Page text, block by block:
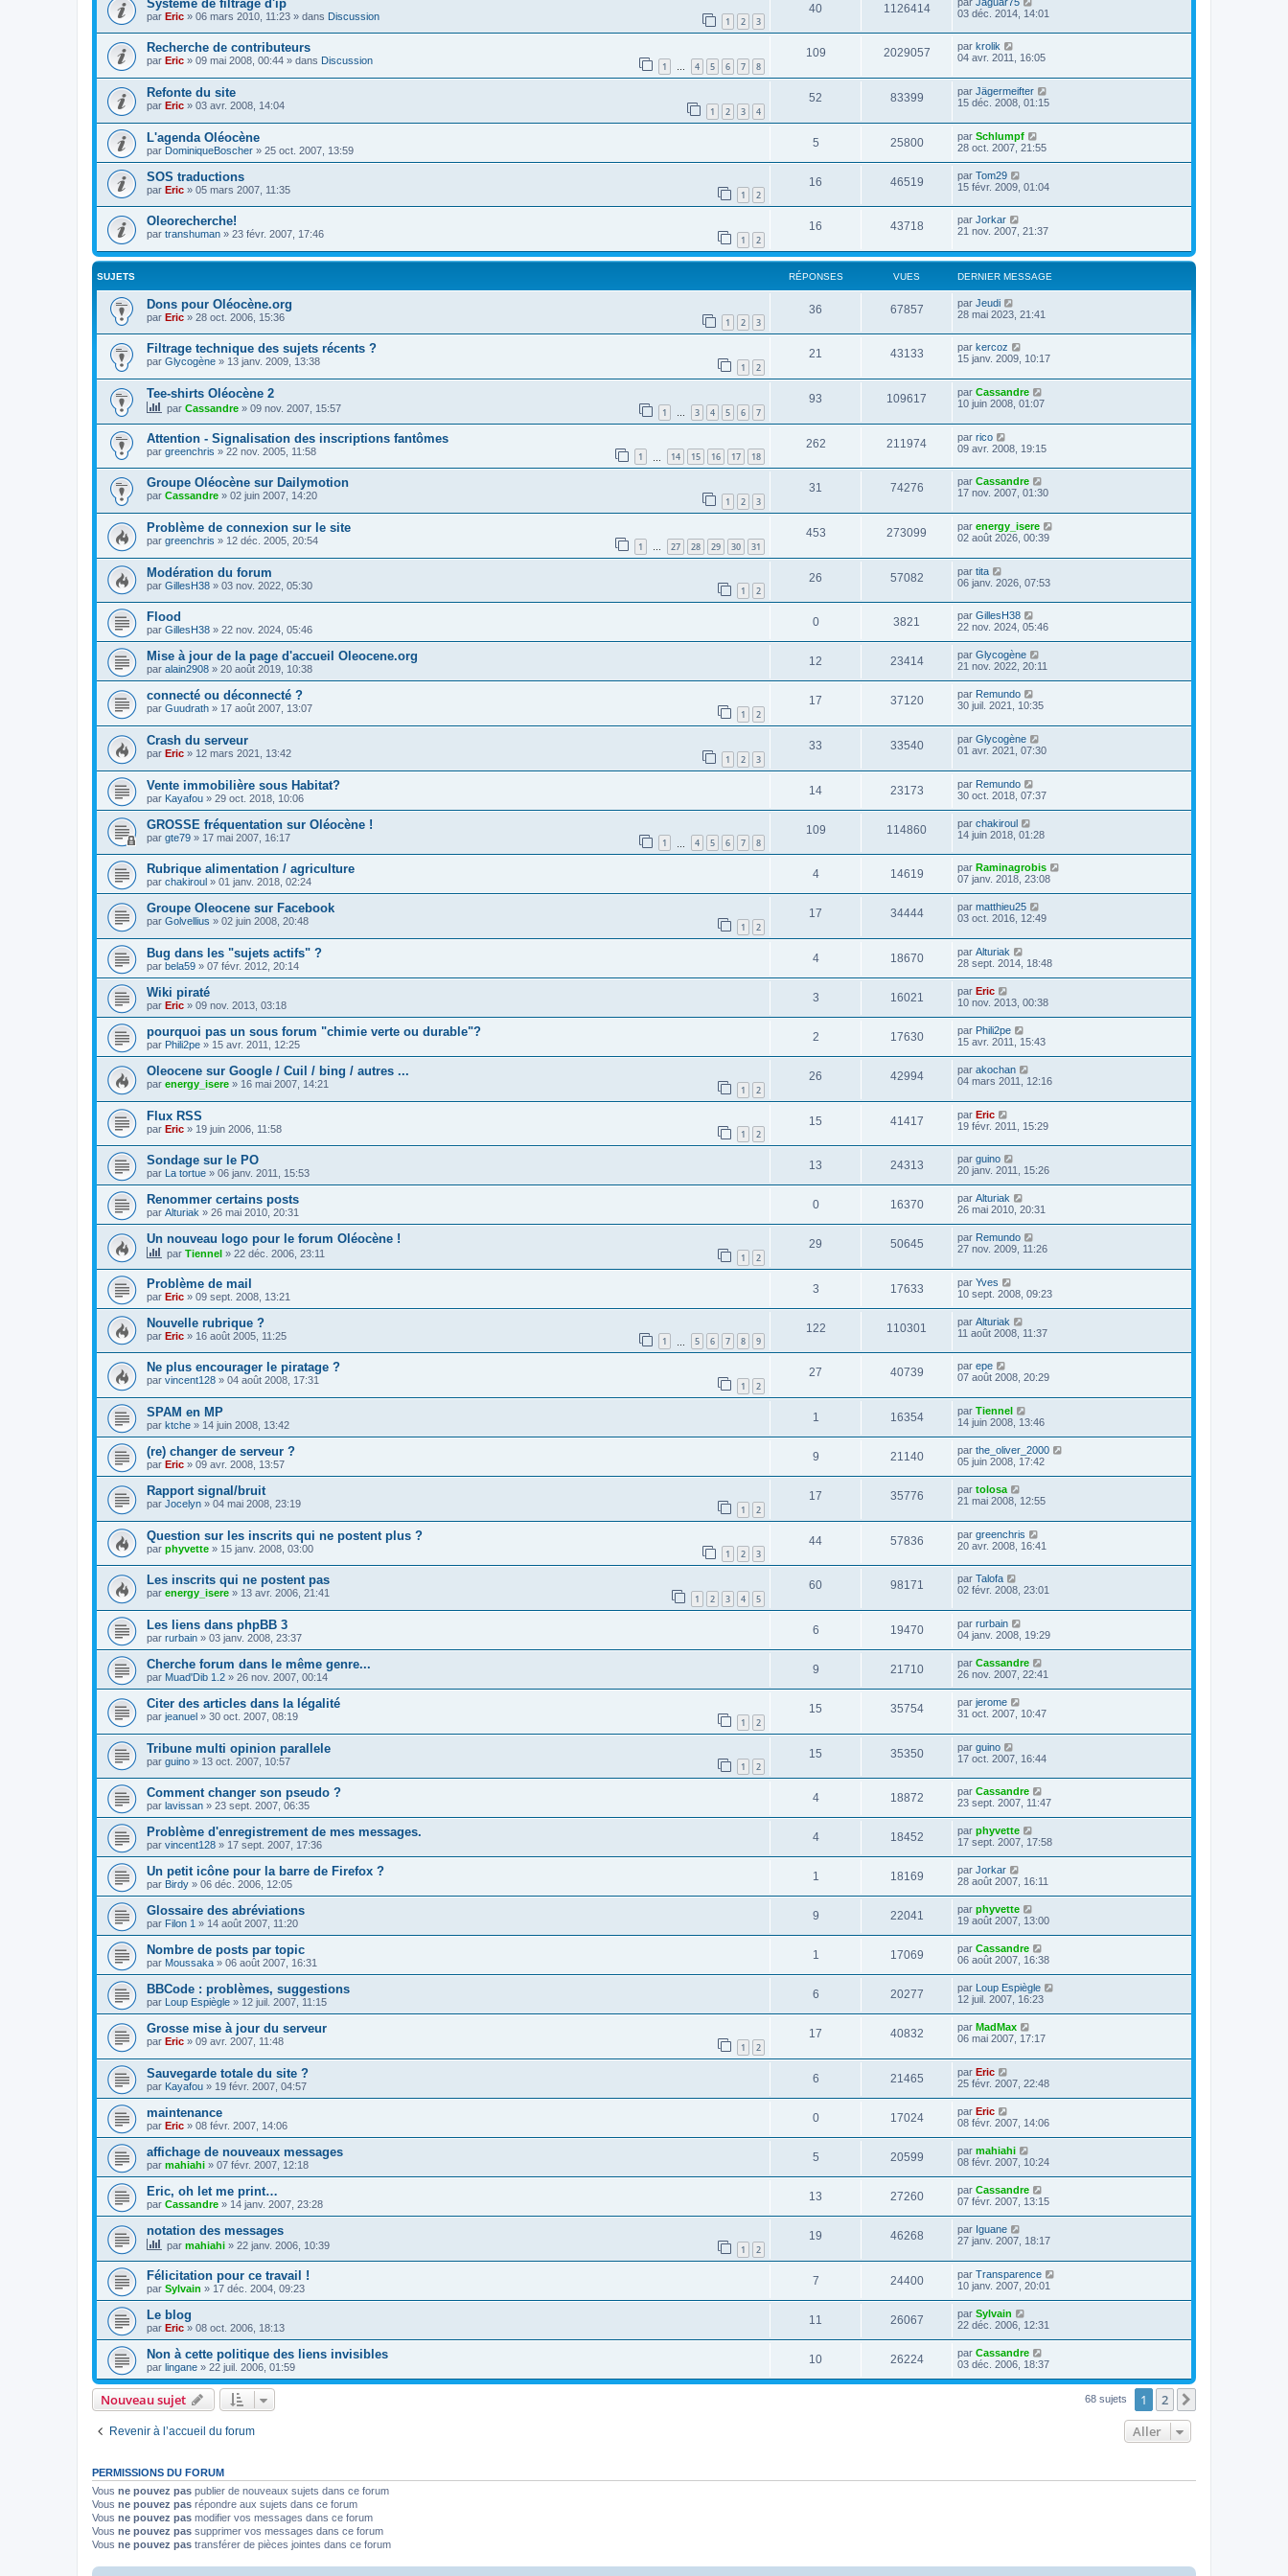
Système de filtrage d'ip
par Eric » 06 mars 2010, 11:23 » dans Discussion 1 2 3
40 1126414
03 déc. 2014, 14:01
Recherche de contributeurs
par Eric » 09 mai 2008, 00:44 » dans Discussion 1 … 4 5 6 7 8
109 2029057 par krolik
04 avr. 2011, 16:05
Refonte du site
par Eric » 03 avr. 2008, 14:04 1 2 3 4
52 83399 par Jägermeifter
15 déc. 2008, 01:15
L'agenda Oléocène
par DominiqueBoscher » 25 oct. 2007, 13:59
5 25800 par Schlumpf
28 oct. 2007, 21:55
SOS traductions
par Eric » 05 mars 2007, 11:35 1 2
16 46519 par Tom29
15 févr. 2009, 01:04
Oleorecherche!
par transhuman » 23 févr. 2007, 17:46 1 2
16 43718 par Jorkar
21 nov. 2007, 21:37
SUJETS RÉPONSES VUES DERNIER MESSAGE
Dons pour Oléocène.org
par Eric » 28 oct. 2006, 15:36 1 2 3
36 67857 par Jeudi
28 mai 2023, 21:41
Filtrage technique des sujets récents ?
par Glycogène » 13 janv. 2009, 13:38 1 2
21 43133 par kercoz
15 janv. 2009, 10:17
Tee-shirts Oléocène 2
par Cassandre » 09 nov. 2007, 15:57 1 … 3 4 5 6 7
93 109617 par Cassandre
10 juin 2008, 01:07
Attention - Signalisation des inscriptions fantômes
par greenchris » 22 nov. 2005, 11:58 1 14 15 16 17 18
262 211974 par rico
09 avr. 2008, 19:15
Groupe Oléocène sur Dailymotion
par Cassandre » 02 juin 2007, 14:20 1 2 3
31 74276 par Cassandre
17 nov. 2007, 01:30
Problème de connexion sur le site
par greenchris » 12 déc. 2005, 20:54 1 … 27 28 29 30 31
453 273099 par energy_isere
02 août 2026, 00:39
Modération du forum
par GillesH38 » 03 nov. 2022, 05:30 1 2
26 57082 par tita
06 janv. 2026, 07:53
Flood
par GillesH38 » 22 nov. 2024, 05:46
0 3821 par GillesH38
22 nov. 2024, 05:46
Mise à jour de la page d'accueil Oleocene.org
par alain2908 » 20 août 2019, 10:38
12 23414 par Glycogène
21 nov. 2022, 20:11
connecté ou déconnecté ?
par Guudrath » 17 août 2007, 13:07 1 2
17 37120 par Remundo
30 juil. 2021, 10:35
Crash du serveur
par Eric » 12 mars 2021, 13:42 1 2 3
33 33540 par Glycogène
01 avr. 2021, 07:30
Vente immobilière sous Habitat?
par Kayafou » 29 oct. 2018, 10:06
14 23173 par Remundo
30 oct. 2018, 07:37
GROSSE fréquentation sur Oléocène !
par gte79 » 17 mai 2007, 16:17 1 4 5 6 7 8
109 114860 par chakiroul
14 juin 2018, 01:28
Rubrique alimentation / agriculture
par chakiroul » 01 janv. 2018, 02:24
4 14619 par Raminagrobis
07 janv. 2018, 23:08
Groupe Oleocene sur Facebook
par Golvellius » 02 juin 2008, 20:48 1 2
17 34444 par matthieu25
03 oct. 2016, 12:49
Bug dans les "sujets actifs" ?
par bela59 » 07 févr. 2012, 20:14
4 18670 par Alturiak
28 sept. 2014, 18:48
Wiki piraté
par Eric » 09 nov. 2013, 03:18
3 16021 par Eric
10 nov. 2013, 00:38
pourquoi pas un sous forum "chimie verte ou durable"?
par Phili2pe » 15 avr. 2011, 12:25
2 17630 par Phili2pe
15 avr. 2011, 15:43
Oleocene sur Google / Cuil / bing / autres ...
par energy_isere » 16 mai 2007, 14:21 1 2
26 42994 par akochan
04 mars 2011, 12:16
Flux RSS
par Eric » 19 juin 2006, 11:58 1 2
15 41417 par Eric
19 févr. 2011, 15:29
Sondage sur le PO
par La tortue » 06 janv. 2011, 15:53
13 24313 par guino
20 janv. 2011, 15:26
Renommer certains posts
par Alturiak » 26 mai 2010, 20:31
0 16370 par Alturiak
26 mai 2010, 20:31
Un nouveau logo pour le forum Oléocène !
par Tiennel » 22 déc. 2006, 23:11 1 2
29 50645 par Remundo
27 nov. 2009, 11:26
Problème de mail
par Eric » 09 sept. 2008, 13:21
3 17633 par Yves
10 sept. 2008, 09:23
Nouvelle rubrique ?
par Eric » 16 août 2005, 11:25 1 5 6 7 8 9
122 110301 par Alturiak
11 août 2008, 11:37
Ne plus encourager le piratage ?
par vincent128 » 04 août 2008, 17:31 1 2
27 40739 par epe
07 août 2008, 20:29
SPAM en MP
par ktche » 14 juin 2008, 13:42
1 16354 par Tiennel
14 juin 2008, 13:46
(re) changer de serveur ?
par Eric » 09 avr. 2008, 13:57
9 21140 par the_oliver_2000
05 juin 2008, 17:42
Rapport signal/bruit
par Jocelyn » 04 mai 2008, 23:19 1 2
17 35776 par tolosa
21 mai 2008, 12:55
Question sur les inscrits qui ne postent plus ?
par phyvette » 15 janv. 2008, 03:00 1 2 3
44 57836 par greenchris
20 avr. 2008, 16:41
Les inscrits qui ne postent pas
par energy_isere » 13 avr. 2006, 21:41 1 2 3 4 5
60 98171 par Talofa
02 févr. 2008, 23:01
Les liens dans phpBB 3
par rurbain » 03 janv. 2008, 23:37
6 19470 par rurbain
04 janv. 2008, 19:29
Cherche forum dans le même genre...
par Muad'Dib 1.2 » 26 nov. 2007, 00:14
9 21710 par Cassandre
26 nov. 2007, 22:41
Citer des articles dans la légalité
par jeanuel » 30 oct. 2007, 08:19 1 2
15 35754 par jerome
31 oct. 2007, 10:47
Tribune multi opinion parallele
par guino » 13 oct. 2007, 10:57 1 2
15 35350 par guino
17 oct. 2007, 16:44
Comment changer son pseudo ?
par lavissan » 23 sept. 2007, 06:35
4 18872 par Cassandre
23 sept. 2007, 11:47
Problème d'enregistrement de mes messages.
par vincent128 » 17 sept. 2007, 17:36
4 18452 par phyvette
17 sept. 2007, 17:58
Un petit icône pour la barre de Firefox ?
par Birdy » 06 déc. 2006, 12:05
1 18169 par Jorkar
28 août 2007, 16:11
Glossaire des abréviations
par Filon 1 » 14 août 2007, 11:20
9 22041 par phyvette
19 août 2007, 13:00
Nombre de posts par topic
par Moussaka » 06 août 2007, 16:31
1 17069 par Cassandre
06 août 2007, 16:38
BBCode : problèmes, suggestions
par Loup Espiègle » 12 juil. 2007, 11:15
6 20277 par
Loup Espiègle
12 juil. 2007, 16:23
Grosse mise à jour du serveur
par Eric » 09 avr. 2007, 11:48 1 2
17 40832 par MadMax
06 mai 2007, 17:17
Sauvegarde totale du site ?
par Kayafou » 19 févr. 2007, 04:57
6 21465 par Eric
25 févr. 2007, 22:48
maintenance
par Eric » 08 févr. 2007, 14:06
0 17024 par Eric
08 févr. 2007, 14:06
affichage de nouveaux messages
par mahiahi » 07 févr. 2007, 12:18
5 20599 par mahiahi
08 févr. 2007, 10:24
Eric, oh let me print…
par Cassandre » 14 janv. 2007, 23:28
13 27260 par Cassandre
07 févr. 2007, 13:15
notation des messages
par mahiahi » 22 janv. 2006, 10:39 1 2
19 46268 par Iguane
27 janv. 2007, 18:17
Félicitation pour ce travail !
par Sylvain » 17 déc. 2004, 09:23
7 24400 par Transparence
10 janv. 2007, 20:01
Le blog
par Eric » 08 oct. 2006, 18:13
11 26067 par Sylvain
22 déc. 2006, 12:31
Non à cette politique des liens invisibles
par lingane » 22 juil. 2006, 01:59
10 26224 par Cassandre
03 déc. 2006, 18:37
Nouveau sujet 68 sujets 1 2
Revenir à l’accueil du forum Aller
PERMISSIONS DU FORUM
Vous ne pouvez pas publier de nouveaux sujets dans ce forum
Vous ne pouvez pas répondre aux sujets dans ce forum
Vous ne pouvez pas modifier vos messages dans ce forum
Vous ne pouvez pas supprimer vos messages dans ce forum
Vous ne pouvez pas transférer de pièces jointes dans ce forum